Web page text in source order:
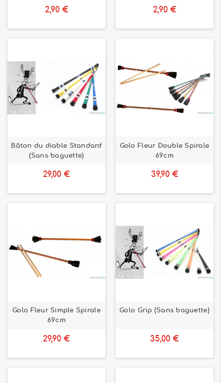
2,90 € 2,90 €
Bâton du diable Standard
(Sans baguette)
29,00 €
Golo Fleur Double Spirale
69cm
39,90 €
Golo Fleur Simple Spirale
69cm
29,90 €
Golo Grip (Sans baguette)
35,00 €